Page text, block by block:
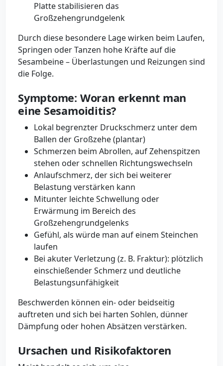
Platte stabilisieren das
Großzehengrundgelenk
Durch diese besondere Lage wirken beim Laufen,
Springen oder Tanzen hohe Kräfte auf die
Sesambeine – Überlastungen und Reizungen sind
die Folge.
Symptome: Woran erkennt man
eine Sesamoiditis?
Lokal begrenzter Druckschmerz unter dem
Ballen der Großzehe (plantar)
Schmerzen beim Abrollen, auf Zehenspitzen
stehen oder schnellen Richtungswechseln
Anlaufschmerz, der sich bei weiterer
Belastung verstärken kann
Mitunter leichte Schwellung oder
Erwärmung im Bereich des
Großzehengrundgelenks
Gefühl, als würde man auf einem Steinchen
laufen
Bei akuter Verletzung (z. B. Fraktur): plötzlich
einschießender Schmerz und deutliche
Belastungsunfähigkeit
Beschwerden können ein- oder beidseitig
auftreten und sich bei harten Sohlen, dünner
Dämpfung oder hohen Absätzen verstärken.
Ursachen und Risikofaktoren